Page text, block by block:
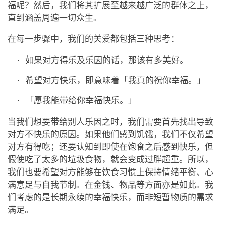
福呢？然后，我们将其扩展至越来越广泛的群体之上，
直到涵盖周遍一切众生。
在每一步骤中，我们的关爱都包括三种思考：
如果对方得乐及乐因的话，那该有多美好。
希望对方快乐，即意味着「我真的祝你幸福。」
「愿我能带给你幸福快乐。」
当我们想要带给别人乐因之时，我们需要首先找出导致
对方不快乐的原因。如果他们感到饥饿，我们不仅希望
对方有得吃；还要认知到即使在饱食之后感到快乐，但
假使吃了太多的垃圾食物，就会变成过胖超重。所以，
我们也要希望对方能够在饮食习惯上保持情绪平衡、心
满意足与自我节制。在金钱、物品等方面亦是如此。我
们考虑的是长期永续的幸福快乐，而非短暂物质的需求
满足。